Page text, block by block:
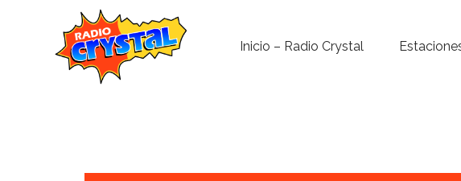
Inicio – Radio Crystal